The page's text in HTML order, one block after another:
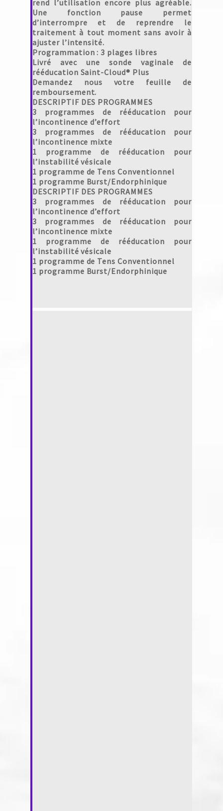
rend l’utilisation encore plus agréable.
Une fonction pause permet
d’interrompre et de reprendre le
traitement à tout moment sans avoir à
ajuster l’intensité.
Programmation : 3 plages libres
Livré avec une sonde vaginale de
rééducation Saint-Cloud® Plus
Demandez nous votre feuille de
remboursement.
DESCRIPTIF DES PROGRAMMES
3 programmes de rééducation pour
l’incontinence d’effort
3 programmes de rééducation pour
l’incontinence mixte
1 programme de rééducation pour
l’instabilité vésicale
1 programme de Tens Conventionnel
1 programme Burst/Endorphinique
DESCRIPTIF DES PROGRAMMES
3 programmes de rééducation pour
l’incontinence d’effort
3 programmes de rééducation pour
l’incontinence mixte
1 programme de rééducation pour
l’instabilité vésicale
1 programme de Tens Conventionnel
1 programme Burst/Endorphinique